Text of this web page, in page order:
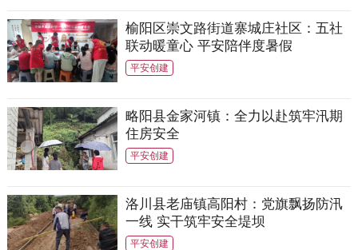
榆阳区崇文路街道寨城庄社区：五社
联动暖童心 平安陪伴度暑假
平安创建
略阳县金家河镇：全力以赴筑牢汛期
住房安全
平安创建
洛川县老庙镇高阳村：党旗飘扬防汛
一线 实干筑牢安全堤坝
平安创建